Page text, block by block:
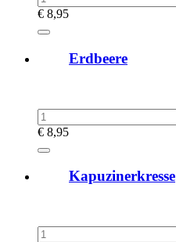
€ 8,95
Erdbeere
€ 8,95
Kapuzinerkresse